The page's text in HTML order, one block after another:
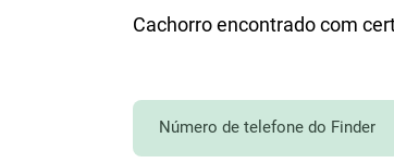
Cachorro encontrado com
Número de telefone do Finder